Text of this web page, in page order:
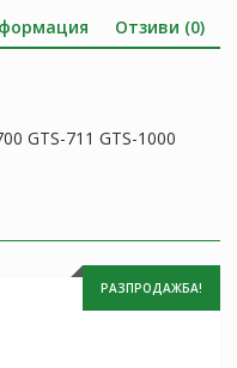
Отзиви (0)
GTS-711 GTS-1000
РАЗПРОДАЖБА!